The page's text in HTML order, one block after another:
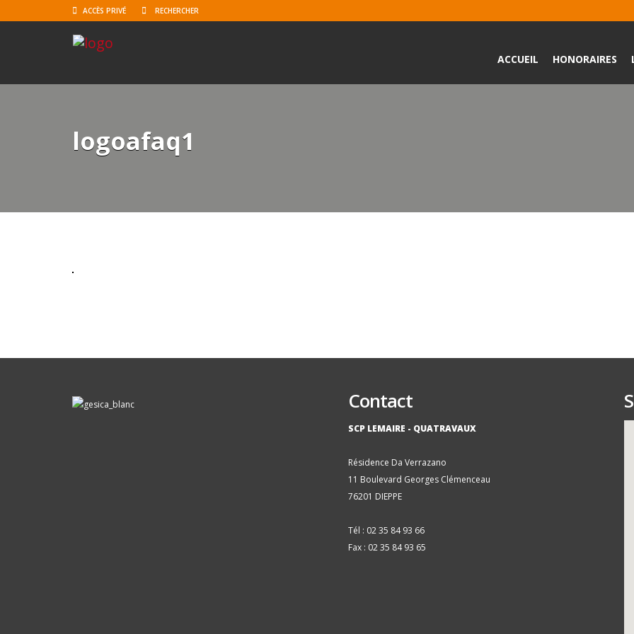
ACCÈS PRIVÉ
ACCUEIL HONORAIRES
logoafaq1
Contact
SCP LEMAIRE - QUATRAVAUX
Résidence Da Verrazano
11 Boulevard Georges Clémenceau
76201 DIEPPE
Tél : 02 35 84 93 66
Fax : 02 35 84 93 65